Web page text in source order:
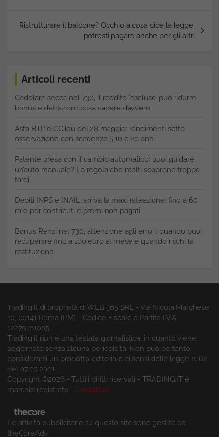
Ristrutturare il balcone? Occhio a cosa dice la legge:
potresti pagare anche per gli altri
Articoli recenti
Cedolare secca nel 730, il reddito ‘escluso’ può ridurre
bonus e detrazioni: cosa sapere davvero
Asta BTP e CCTeu del 28 maggio: rendimenti sotto
osservazione con scadenze 5,10 e 20 anni
Patente presa con il cambio automatico: puoi guidare
un’auto manuale? La regola che molti scoprono troppo
tardi
Debiti INPS e INAIL, arriva la maxi rateazione: fino a 60
rate per contributi e premi non pagati
Bonus Renzi nel 730, attenzione agli errori: quando puoi
recuperare fino a 100 euro al mese e quando rischi la
restituzione
Trading.it di proprietà di WEB 365 SRL - Via Nicola Marchese
10, 00141 Roma (RM) - Codice Fiscale e Partita I.V.A.
12279101005
Trading.it non è una testata giornalistica, in quanto viene
aggiornato senza alcuna periodicità. Non può pertanto
considerarsi un prodotto editoriale ai sensi della legge n. 62
del 07.03.2001
Copyright ©2026 - Tutti i diritti riservati - TRADING.IT è
marchio registrato - Contattaci
Le attività pubblicitarie su questo sito sono gestite da
theCoreAdv